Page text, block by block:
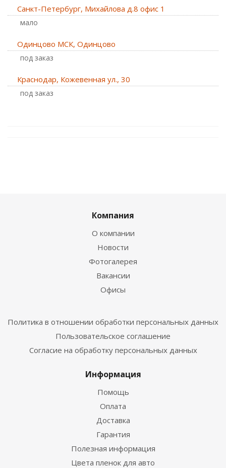
Санкт-Петербург, Михайлова д.8 офис 1
Мало
Одинцово МСК, Одинцово
Под заказ
Краснодар, Кожевенная ул., 30
Под заказ
Компания
О компании
Новости
Фотогалерея
Вакансии
Офисы
Политика в отношении обработки персональных данных
Пользовательское соглашение
Согласие на обработку персональных данных
Информация
Помощь
Оплата
Доставка
Гарантия
Полезная информация
Цвета пленок для авто